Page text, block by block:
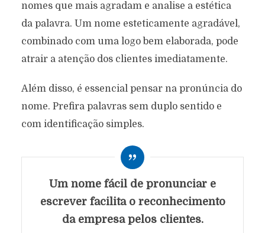
nomes que mais agradam e analise a estética
da palavra. Um nome esteticamente agradável,
combinado com uma logo bem elaborada, pode
atrair a atenção dos clientes imediatamente.
Além disso, é essencial pensar na pronúncia do
nome. Prefira palavras sem duplo sentido e
com identificação simples.
Um nome fácil de pronunciar e
escrever facilita o reconhecimento
da empresa pelos clientes.